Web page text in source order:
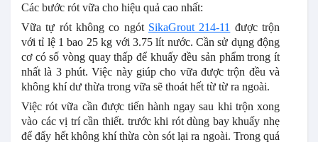
Các bước rót vữa cho hiệu quả cao nhất:
Vữa tự rót không co ngót SikaGrout 214-11 được trộn
với tỉ lệ 1 bao 25 kg với 3.75 lít nước. Cần sử dụng động
cơ có số vòng quay thấp để khuấy đều sản phẩm trong ít
nhất là 3 phút. Việc này giúp cho vữa được trộn đều và
không khí dư thừa trong vữa sẽ thoát hết từ từ ra ngoài.
Việc rót vữa cần được tiến hành ngay sau khi trộn xong
vào các vị trí cần thiết. trước khi rót dùng bay khuấy nhẹ
để đẩy hết không khí thừa còn sót lại ra ngoài. Trong quá